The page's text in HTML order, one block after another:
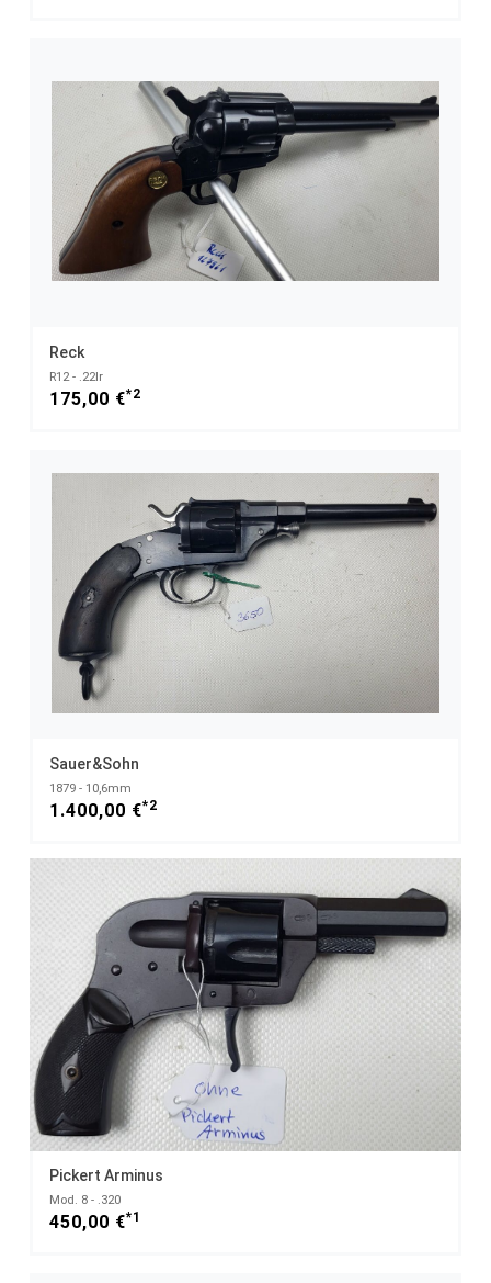
Reck
R12 - .22lr
175,00 €*2
Sauer&Sohn
1879 - 10,6mm
1.400,00 €*2
Pickert Arminus
Mod. 8 - .320
450,00 €*1